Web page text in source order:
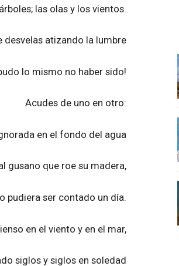
las olas y los vientos.
desvelas atizando la lumbre
lo mismo no haber sido!
Acudes de uno en otro:
en el fondo del agua
gusano que roe su madera,
pudiera ser contado un día.
en el viento y en el mar,
siglos y siglos en soledad